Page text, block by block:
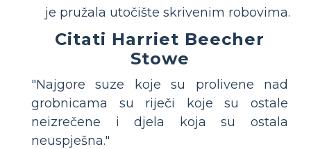
je pružala utočište skrivenim robovima.
Citati Harriet Beecher
Stowe
"Najgore suze koje su prolivene nad
grobnicama su riječi koje su ostale
neizrečene i djela koja su ostala
neuspješna."